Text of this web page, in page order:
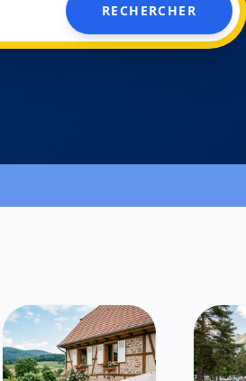
RECHERCHER